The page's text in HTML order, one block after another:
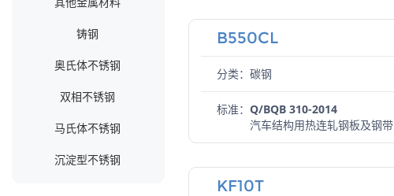
铸钢
奥氏体不锈钢
双相不锈钢
马氏体不锈钢
沉淀型不锈钢
B550CL
分类：碳钢
标准： Q/BQB 310-2014
汽车结构用热连轧钢板及钢带
KF10T